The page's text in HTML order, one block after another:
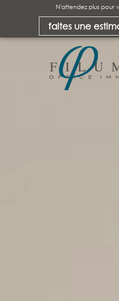
N'attendez plus pour
faites une